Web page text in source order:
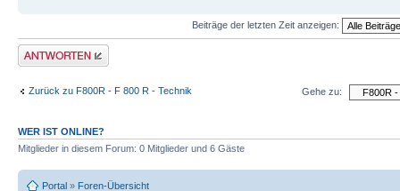
Beiträge der letzten Zeit anzeigen:
Antwort schreiben
Zurück zu F800R - F 800 R - Technik Gehe zu:
WER IST ONLINE?
Mitglieder in diesem Forum: 0 Mitglieder und 6 Gäste
Portal » Foren-Übersicht